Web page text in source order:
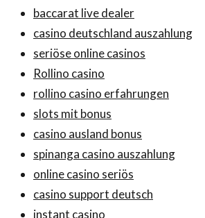
baccarat live dealer
casino deutschland auszahlung
seriöse online casinos
Rollino casino
rollino casino erfahrungen
slots mit bonus
casino ausland bonus
spinanga casino auszahlung
online casino seriös
casino support deutsch
instant casino